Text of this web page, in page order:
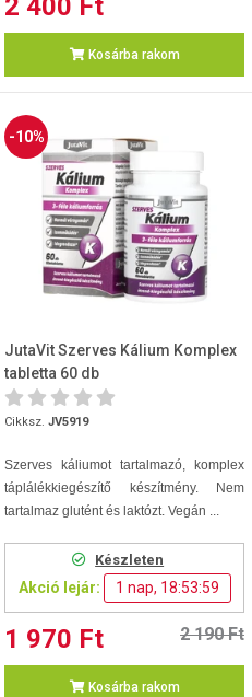
2 400 Ft
Kosárba rakom
-10%
JutaVit Szerves Kálium Komplex
tabletta 60 db
Cikksz. JV5919
Szerves káliumot tartalmazó, komplex
táplálékkiegészítő készítmény. Nem
tartalmaz glutént és laktózt. Vegán ...
Készleten
Akció lejár: 1 nap, 18:53:59
1 970 Ft 2 190 Ft
Kosárba rakom